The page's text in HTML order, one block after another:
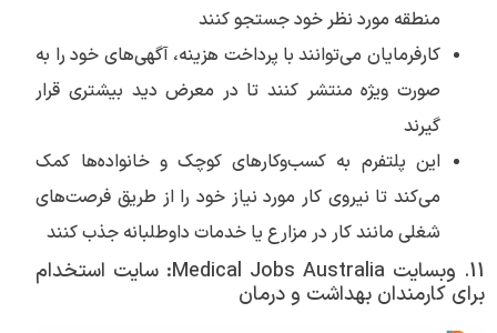
منطقه مورد نظر خود جستجو کنند
کارفرمایان می‌توانند با پرداخت هزینه، آگهی‌های خود را به
صورت ویژه منتشر کنند تا در معرض دید بیشتری قرار
گیرند
این پلتفرم به کسب‌وکارهای کوچک و خانواده‌ها کمک
می‌کند تا نیروی کار مورد نیاز خود را از طریق فرصت‌های
شغلی مانند کار در مزارع یا خدمات داوطلبانه جذب کنند
11. وبسایت Medical Jobs Australia: سایت استخدام
برای کارمندان بهداشت و درمان